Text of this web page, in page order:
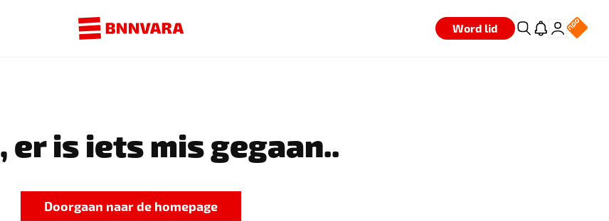
Word lid
er is iets mis gegaan..
Doorgaan naar de homepage